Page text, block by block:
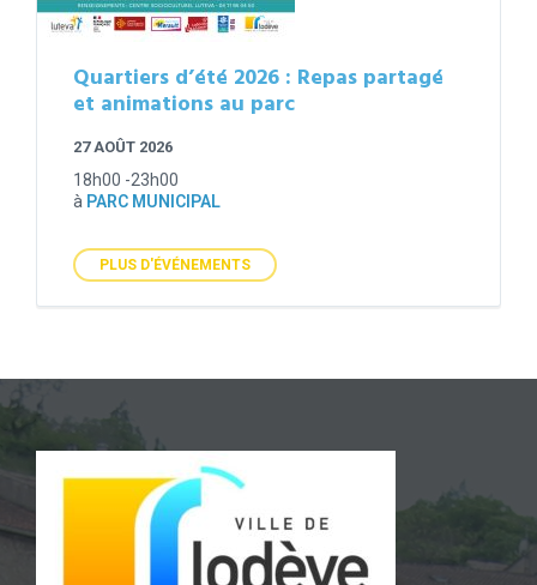
Quartiers d’été 2026 : Repas partagé
et animations au parc
27 AOÛT 2026
18h00 -23h00
à PARC MUNICIPAL
PLUS D'ÉVÉNEMENTS